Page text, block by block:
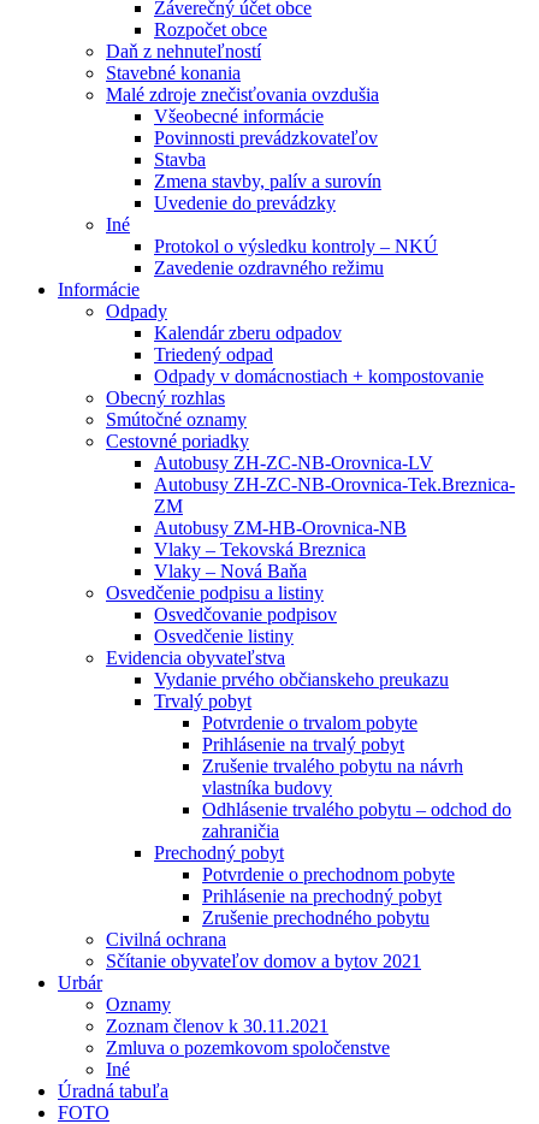
Záverečný účet obce
Rozpočet obce
Daň z nehnuteľností
Stavebné konania
Malé zdroje znečisťovania ovzdušia
Všeobecné informácie
Povinnosti prevádzkovateľov
Stavba
Zmena stavby, palív a surovín
Uvedenie do prevádzky
Iné
Protokol o výsledku kontroly – NKÚ
Zavedenie ozdravného režimu
Informácie
Odpady
Kalendár zberu odpadov
Triedený odpad
Odpady v domácnostiach + kompostovanie
Obecný rozhlas
Smútočné oznamy
Cestovné poriadky
Autobusy ZH-ZC-NB-Orovnica-LV
Autobusy ZH-ZC-NB-Orovnica-Tek.Breznica-
ZM
Autobusy ZM-HB-Orovnica-NB
Vlaky – Tekovská Breznica
Vlaky – Nová Baňa
Osvedčenie podpisu a listiny
Osvedčovanie podpisov
Osvedčenie listiny
Evidencia obyvateľstva
Vydanie prvého občianskeho preukazu
Trvalý pobyt
Potvrdenie o trvalom pobyte
Prihlásenie na trvalý pobyt
Zrušenie trvalého pobytu na návrh
vlastníka budovy
Odhlásenie trvalého pobytu – odchod do
zahraničia
Prechodný pobyt
Potvrdenie o prechodnom pobyte
Prihlásenie na prechodný pobyt
Zrušenie prechodného pobytu
Civilná ochrana
Sčítanie obyvateľov domov a bytov 2021
Urbár
Oznamy
Zoznam členov k 30.11.2021
Zmluva o pozemkovom spoločenstve
Iné
Úradná tabuľa
FOTO